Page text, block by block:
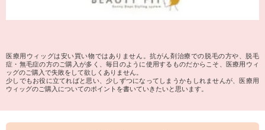
医療用ウィッグは安い買い物ではありません。抗がん剤治療での脱毛の方や、脱毛
症・無毛症の方のご購入が多く、毎日のように使用するものだからこそ、医療用ウィ
ッグのご購入で失敗をして欲しくありません。
少しでもお役に立てればと思い、少しずつになってしまうかもしれませんが、医療用
ウィッグのご購入についてのポイントを書いていきたいと思います。